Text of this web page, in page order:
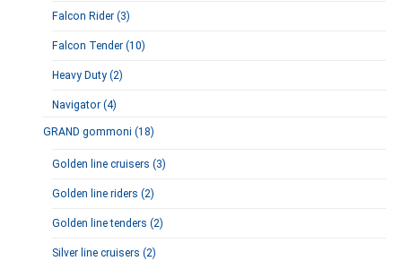
Falcon Rider (3)
Falcon Tender (10)
Heavy Duty (2)
Navigator (4)
GRAND gommoni (18)
Golden line cruisers (3)
Golden line riders (2)
Golden line tenders (2)
Silver line cruisers (2)